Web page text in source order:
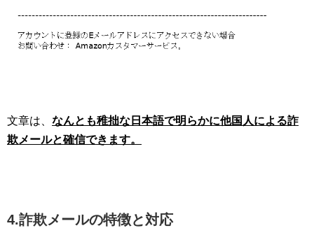
文章は、 なんとも稚拙な日本語で明らかに他国人による詐
欺メールと確信できます。
4.詐欺メールの特徴と対応